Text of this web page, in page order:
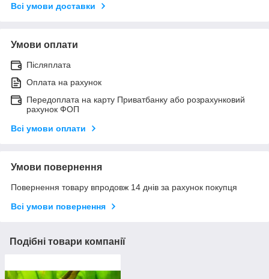
Всі умови доставки
Умови оплати
Післяплата
Оплата на рахунок
Передоплата на карту Приватбанку або розрахунковий
рахунок ФОП
Всі умови оплати
Умови повернення
Повернення товару впродовж 14 днів за рахунок покупця
Всі умови повернення
Подібні товари компанії